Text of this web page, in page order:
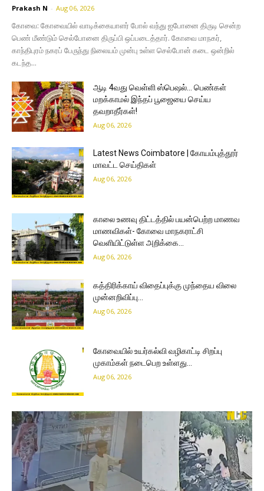
Prakash N - Aug 06, 2026
கோவை: கோவையில் வாடிக்கையாளர் போல் வந்து ஐபோனை திருடி சென்ற
பெண் மீண்டும் செல்போனை திருப்பி ஒப்படைத்தார். கோவை மாநகர்,
காந்திபுரம் நகரப் பேருந்து நிலையம் முன்பு உள்ள செல்போன் கடை ஒன்றில்
கடந்த...
ஆடி 4வது வெள்ளி ஸ்பெஷல்… பெண்கள்
மறக்காமல் இந்தப் பூஜையை செய்ய
தவறாதீர்கள்!
Aug 06, 2026
Latest News Coimbatore | கோயம்புத்தூர்
மாவட்ட செய்திகள்
Aug 06, 2026
காலை உணவு திட்டத்தில் பயன்பெற்ற மாணவ
மாணவிகள்- கோவை மாநகராட்சி
வெளியிட்டுள்ள அறிக்கை…
Aug 06, 2026
கத்திரிக்காய் விதைப்புக்கு முந்தைய விலை
முன்னறிவிப்பு…
Aug 06, 2026
கோவையில் உயர்கல்வி வழிகாட்டி சிறப்பு
முகாம்கள் நடைபெற உள்ளது…
Aug 06, 2026